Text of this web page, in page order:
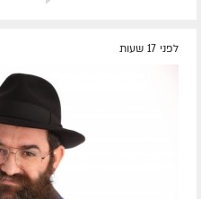
לפני 17 שעות